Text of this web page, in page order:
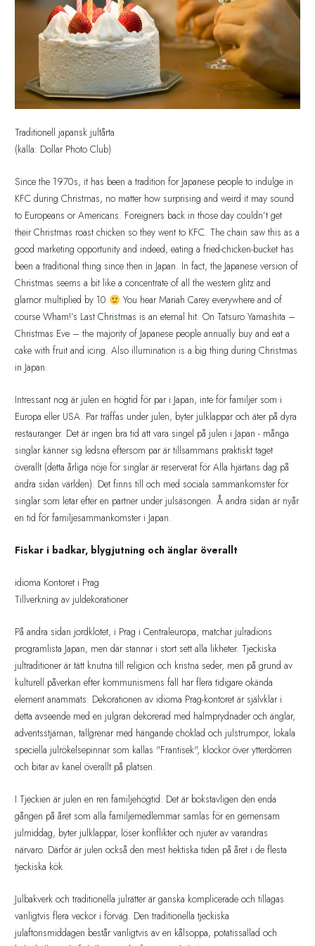
Traditionell japansk jultårta
(källa: Dollar Photo Club)
Since the 1970s, it has been a tradition for Japanese people to indulge in
KFC during Christmas, no matter how surprising and weird it may sound
to Europeans or Americans. Foreigners back in those day couldn’t get
their Christmas roast chicken so they went to KFC. The chain saw this as a
good marketing opportunity and indeed, eating a fried-chicken-bucket has
been a traditional thing since then in Japan. In fact, the Japanese version of
Christmas seems a bit like a concentrate of all the western glitz and
glamor multiplied by 10
You hear Mariah Carey everywhere and of
course Wham!’s Last Christmas is an eternal hit. On Tatsuro Yamashita –
Christmas Eve – the majority of Japanese people annually buy and eat a
cake with fruit and icing. Also illumination is a big thing during Christmas
in Japan.
Intressant nog är julen en högtid för par i Japan, inte för familjer som i
Europa eller USA. Par träffas under julen, byter julklappar och äter på dyra
restauranger. Det är ingen bra tid att vara singel på julen i Japan - många
singlar känner sig ledsna eftersom par är tillsammans praktiskt taget
överallt (detta årliga nöje för singlar är reserverat för Alla hjärtans dag på
andra sidan världen). Det finns till och med sociala sammankomster för
singlar som letar efter en partner under julsäsongen. Å andra sidan är nyår
en tid för familjesammankomster i Japan.
Fiskar i badkar, blygjutning och änglar överallt
idioma Kontoret i Prag
Tillverkning av juldekorationer
På andra sidan jordklotet, i Prag i Centraleuropa, matchar julradions
programlista Japan, men där stannar i stort sett alla likheter. Tjeckiska
jultraditioner är tätt knutna till religion och kristna seder, men på grund av
kulturell påverkan efter kommunismens fall har flera tidigare okända
element anammats. Dekorationen av idioma Prag-kontoret är självklar i
detta avseende med en julgran dekorerad med halmprydnader och änglar,
adventsstjärnan, tallgrenar med hängande choklad och julstrumpor, lokala
speciella julrökelsepinnar som kallas "Frantisek", klockor över ytterdörren
och bitar av kanel överallt på platsen.
I Tjeckien är julen en ren familjehögtid. Det är bokstavligen den enda
gången på året som alla familjemedlemmar samlas för en gemensam
julmiddag, byter julklappar, löser konflikter och njuter av varandras
närvaro. Därför är julen också den mest hektiska tiden på året i de flesta
tjeckiska kök.
Julbakverk och traditionella julrätter är ganska komplicerade och tillagas
vanligtvis flera veckor i förväg. Den traditionella tjeckiska
julaftonsmiddagen består vanligtvis av en kålsoppa, potatissallad och